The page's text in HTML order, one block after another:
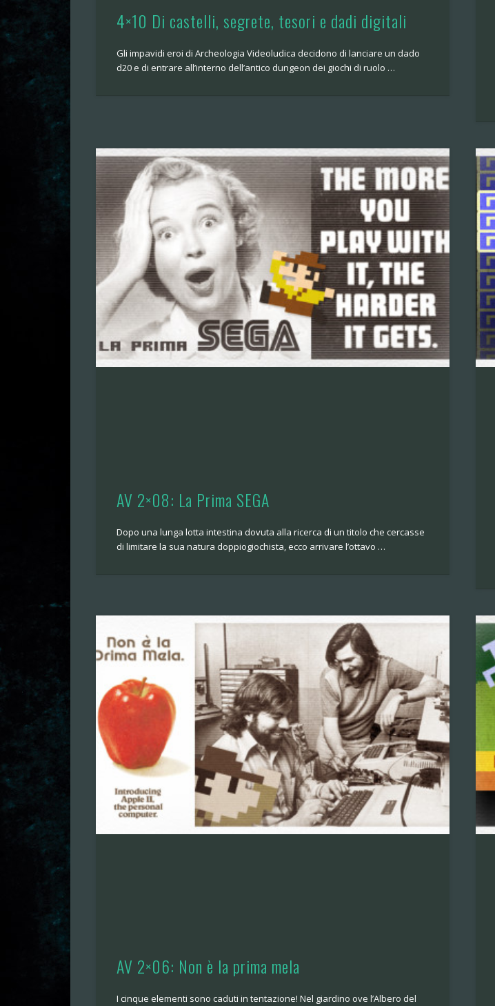
4×10 Di castelli, segrete, tesori e dadi digitali
Gli impavidi eroi di Archeologia Videoludica decidono di lanciare un dado
d20 e di entrare all’interno dell’antico dungeon dei giochi di ruolo …
AV 2×08: La Prima SEGA
Dopo una lunga lotta intestina dovuta alla ricerca di un titolo che cercasse
di limitare la sua natura doppiogiochista, ecco arrivare l’ottavo …
AV 2×06: Non è la prima mela
I cinque elementi sono caduti in tentazione! Nel giardino ove l’Albero del